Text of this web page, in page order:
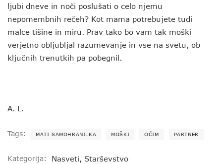
ljubi dneve in noči poslušati o celo njemu
nepomembnih rečeh? Kot mama potrebujete tudi
malce tišine in miru. Prav tako bo vam tak moški
verjetno obljubljal razumevanje in vse na svetu, ob
ključnih trenutkih pa pobegnil.
A. L.
Tags: MATI SAMOHRANILKA MOŠKI OČIM PARTNER
Kategorija: Nasveti, Starševstvo